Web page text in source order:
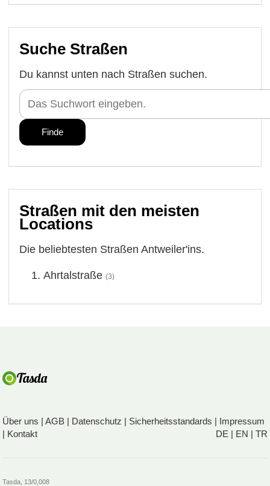
Suche Straßen
Du kannst unten nach Straßen suchen.
Straßen mit den meisten
Locations
Die beliebtesten Straßen Antweiler'ins.
Ahrtalstraße (3)
Über uns |AGB Datenschutz Sicherheitsstandards
Impressum
Kontakt DE| EN TR
Tasda, 13/0,008